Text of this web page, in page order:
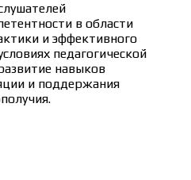
в области
и эффективного
педагогической
навыков
и поддержания